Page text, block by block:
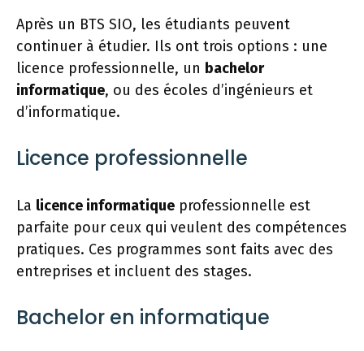
Après un BTS SIO, les étudiants peuvent
continuer à étudier. Ils ont trois options : une
licence professionnelle, un bachelor
informatique, ou des écoles d’ingénieurs et
d’informatique.
Licence professionnelle
La licence informatique professionnelle est
parfaite pour ceux qui veulent des compétences
pratiques. Ces programmes sont faits avec des
entreprises et incluent des stages.
Bachelor en informatique